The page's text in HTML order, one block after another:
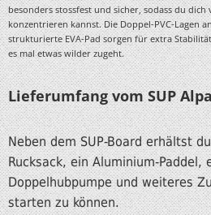
besonders stossfest und sicher, sodass du
konzentrieren kannst. Die Doppel-PVC-Lagen
strukturierte EVA-Pad sorgen für extra
es mal etwas wilder zugeht.
Lieferumfang vom SUP
Neben dem SUP-Board erhältst
Rucksack, ein Aluminium-Paddel,
Doppelhubpumpe und weiteres
starten zu können.